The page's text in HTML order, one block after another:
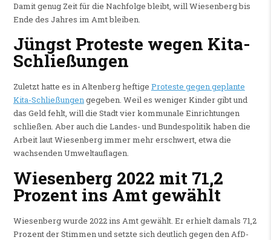
Damit genug Zeit für die Nachfolge bleibt, will Wiesenberg bis
Ende des Jahres im Amt bleiben.
Jüngst Proteste wegen Kita-
Schließungen
Zuletzt hatte es in Altenberg heftige Proteste gegen geplante
Kita-Schließungengegeben. Weil es weniger Kinder gibt und
das Geld fehlt, will die Stadt vier kommunale Einrichtungen
schließen. Aber auch die Landes- und Bundespolitik haben die
Arbeit laut Wiesenberg immer mehr erschwert, etwa die
wachsenden Umweltauflagen.
Wiesenberg 2022 mit 71,2
Prozent ins Amt gewählt
Wiesenberg wurde 2022 ins Amt gewählt. Er erhielt damals 71,2
Prozent der Stimmen und setzte sich deutlich gegen den AfD-